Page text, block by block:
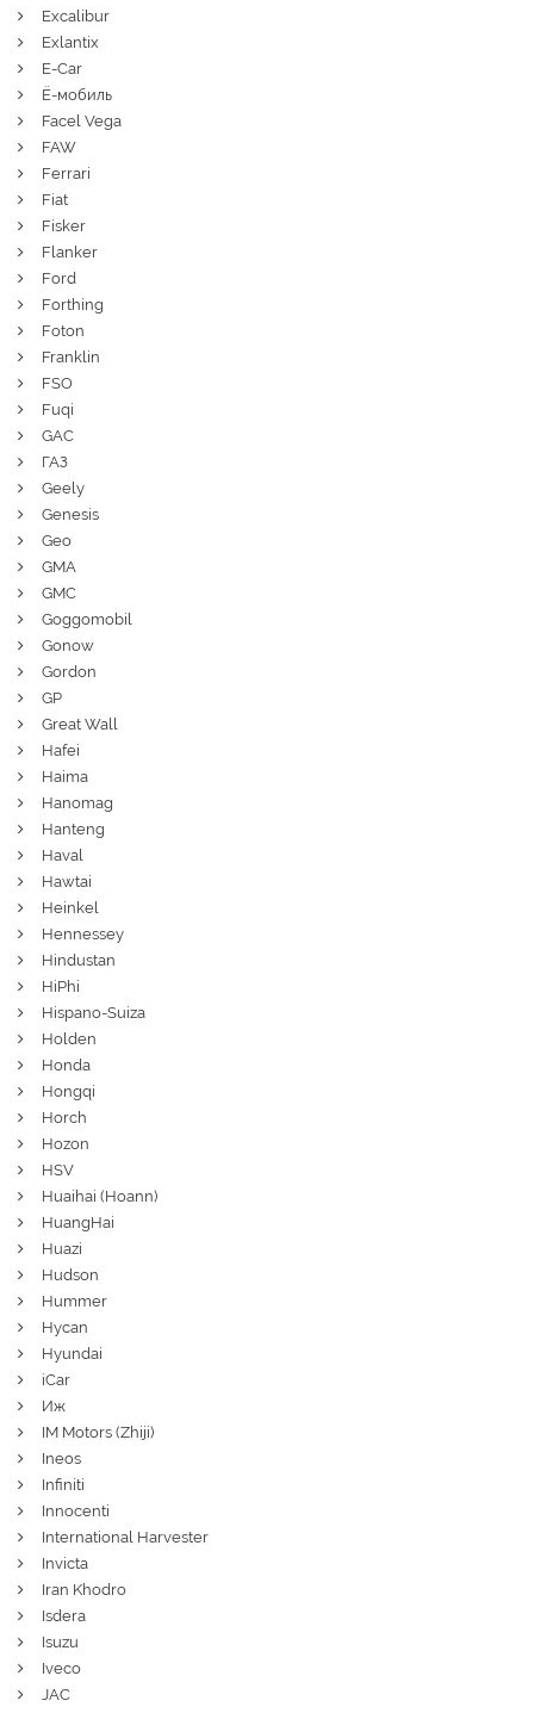
Excalibur
Exlantix
E-Car
Ё-мобиль
Facel Vega
FAW
Ferrari
Fiat
Fisker
Flanker
Ford
Forthing
Foton
Franklin
FSO
Fuqi
GAC
ГАЗ
Geely
Genesis
Geo
GMA
GMC
Goggomobil
Gonow
Gordon
GP
Great Wall
Hafei
Haima
Hanomag
Hanteng
Haval
Hawtai
Heinkel
Hennessey
Hindustan
HiPhi
Hispano-Suiza
Holden
Honda
Hongqi
Horch
Hozon
HSV
Huaihai (Hoann)
HuangHai
Huazi
Hudson
Hummer
Hycan
Hyundai
iCar
Иж
IM Motors (Zhiji)
Ineos
Infiniti
Innocenti
International Harvester
Invicta
Iran Khodro
Isdera
Isuzu
Iveco
JAC